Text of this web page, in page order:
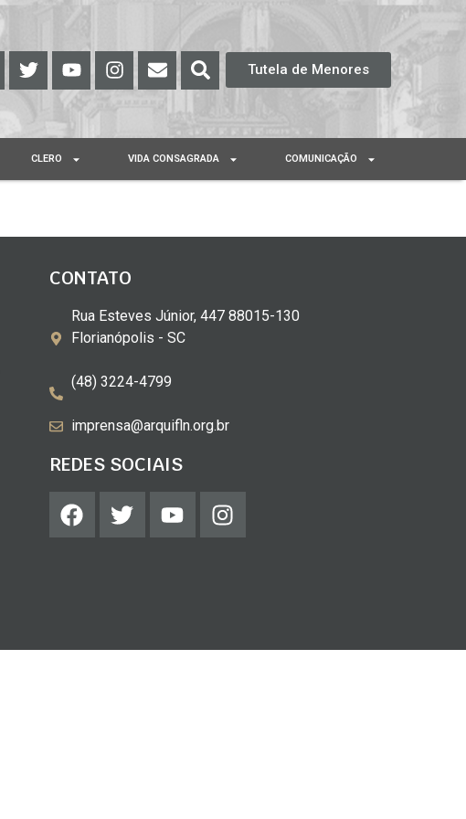
Tutela de Menores
CLERO VIDA CONSAGRADA COMUNICAÇÃO
CONTATO
Rua Esteves Júnior, 447 88015-130
Florianópolis - SC
(48) 3224-4799
imprensa@arquifln.org.br
REDES SOCIAIS